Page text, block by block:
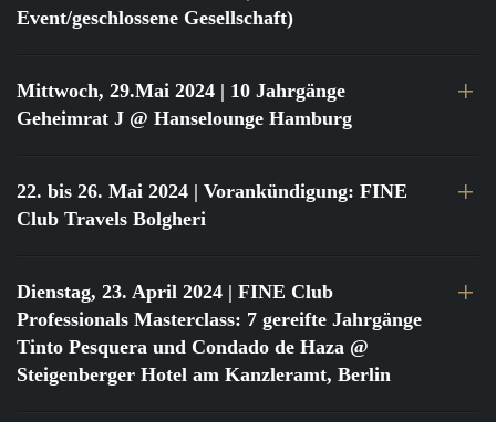
Event/geschlossene Gesellschaft)
Mittwoch, 29.Mai 2024 | 10 Jahrgänge
Geheimrat J @ Hanselounge Hamburg
22. bis 26. Mai 2024 | Vorankündigung: FINE
Club Travels Bolgheri
Dienstag, 23. April 2024 | FINE Club
Professionals Masterclass: 7 gereifte Jahrgänge
Tinto Pesquera und Condado de Haza @
Steigenberger Hotel am Kanzleramt, Berlin